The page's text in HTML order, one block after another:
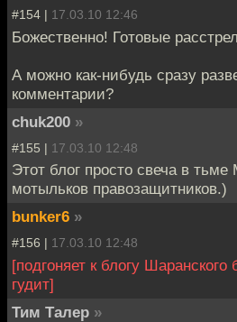
#154 | 17.03.10 12:46
Божественно! Готовые
А можно как-нибудь сразу
комментарии?
chuk200 »
#155 | 17.03.10 12:48
Этот блог просто свеча в
мотыльков правозащитников.)
bunker6 »
#156 | 17.03.10 12:48
[подгоняет к блогу Шаранского
гудит]
Тим Талер »